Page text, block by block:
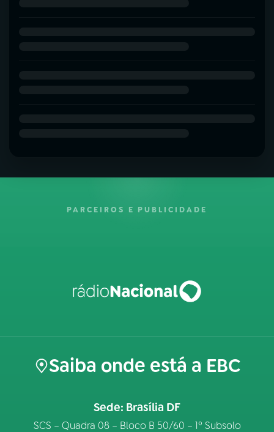
PARCEIROS E PUBLICIDADE
Saiba onde está a EBC
Sede: Brasília DF
SCS – Quadra 08 – Bloco B 50/60 – 1º Subsolo